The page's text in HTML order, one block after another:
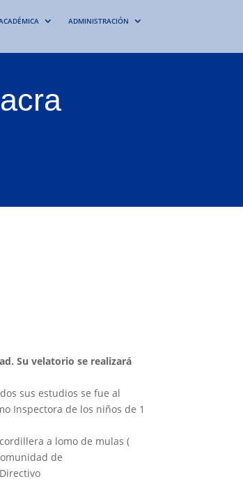
ADMINISTRACIÓN
Su velatorio se realizará
sus estudios se fue al
Inspectora de los niños de 1
a lomo de mulas (
de